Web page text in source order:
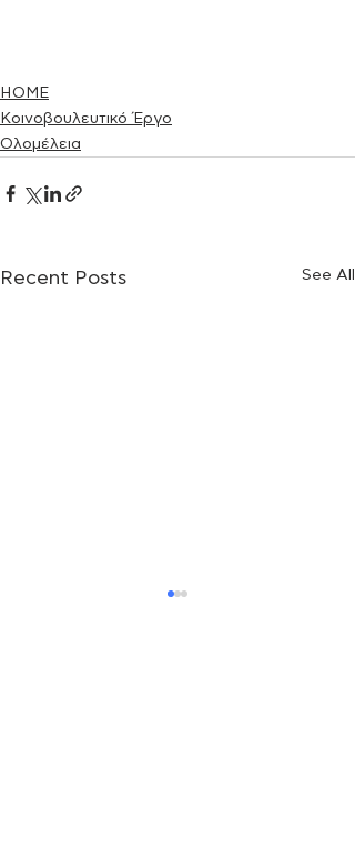
HOME
Κοινοβουλευτικό Έργο
Ολομέλεια
Recent Posts See All